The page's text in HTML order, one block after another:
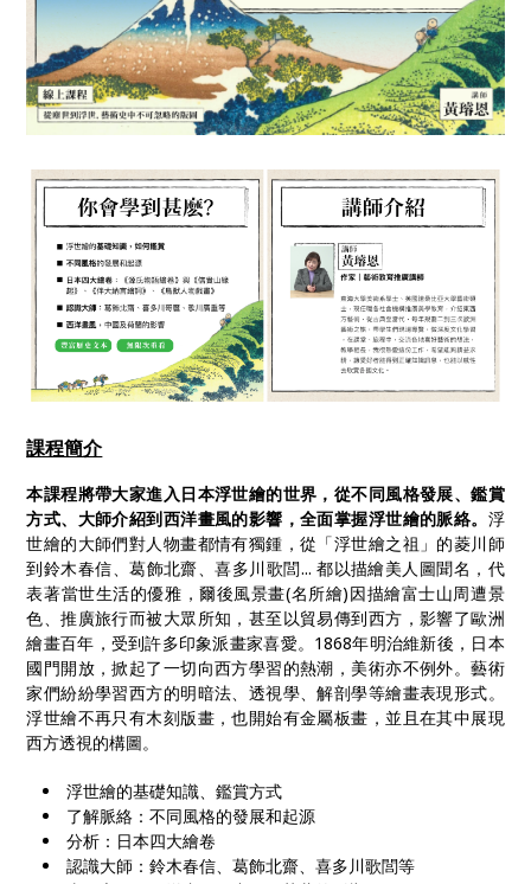
課程簡介
本課程將帶大家進入日本浮世繪的世界，從不同風格發展、鑑賞
方式、大師介紹到西洋畫風的影響，全面掌握浮世繪的脈絡。 浮
世繪的大師們對人物畫都情有獨鍾，從「浮世繪之祖」的菱川師
到鈴木春信、葛飾北齋、喜多川歌閭... 都以描繪美人圖聞名，代
表著當世生活的優雅，爾後風景畫(名所繪)因描繪富士山周遭景
色、推廣旅行而被大眾所知，甚至以貿易傳到西方，影響了歐洲
繪畫百年，受到許多印象派畫家喜愛。1868年明治維新後，日本
國門開放，掀起了一切向西方學習的熱潮，美術亦不例外。藝術
家們紛紛學習西方的明暗法、透視學、解剖學等繪畫表現形式。
浮世繪不再只有木刻版畫，也開始有金屬板畫，並且在其中展現
西方透視的構圖。
浮世繪的基礎知識、鑑賞方式
了解脈絡：不同風格的發展和起源
分析：日本四大繪卷
認識大師：鈴木春信、葛飾北齋、喜多川歌閭等